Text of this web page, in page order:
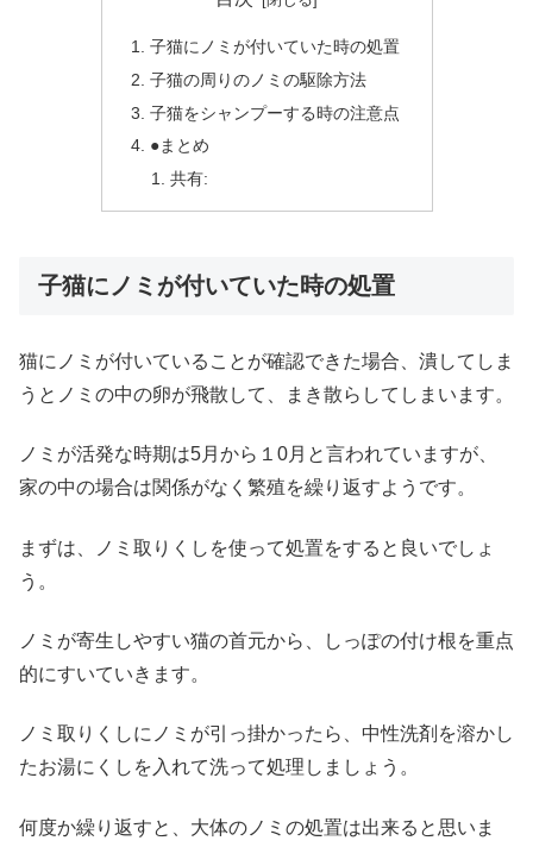
子猫にノミが付いていた時の処置
子猫の周りのノミの駆除方法
子猫をシャンプーする時の注意点
●まとめ
共有:
子猫にノミが付いていた時の処置
猫にノミが付いていることが確認できた場合、潰してしま
うとノミの中の卵が飛散して、まき散らしてしまいます。
ノミが活発な時期は5月から１0月と言われていますが、
家の中の場合は関係がなく繁殖を繰り返すようです。
まずは、ノミ取りくしを使って処置をすると良いでしょ
う。
ノミが寄生しやすい猫の首元から、しっぽの付け根を重点
的にすいていきます。
ノミ取りくしにノミが引っ掛かったら、中性洗剤を溶かし
たお湯にくしを入れて洗って処理しましょう。
何度か繰り返すと、大体のノミの処置は出来ると思いま